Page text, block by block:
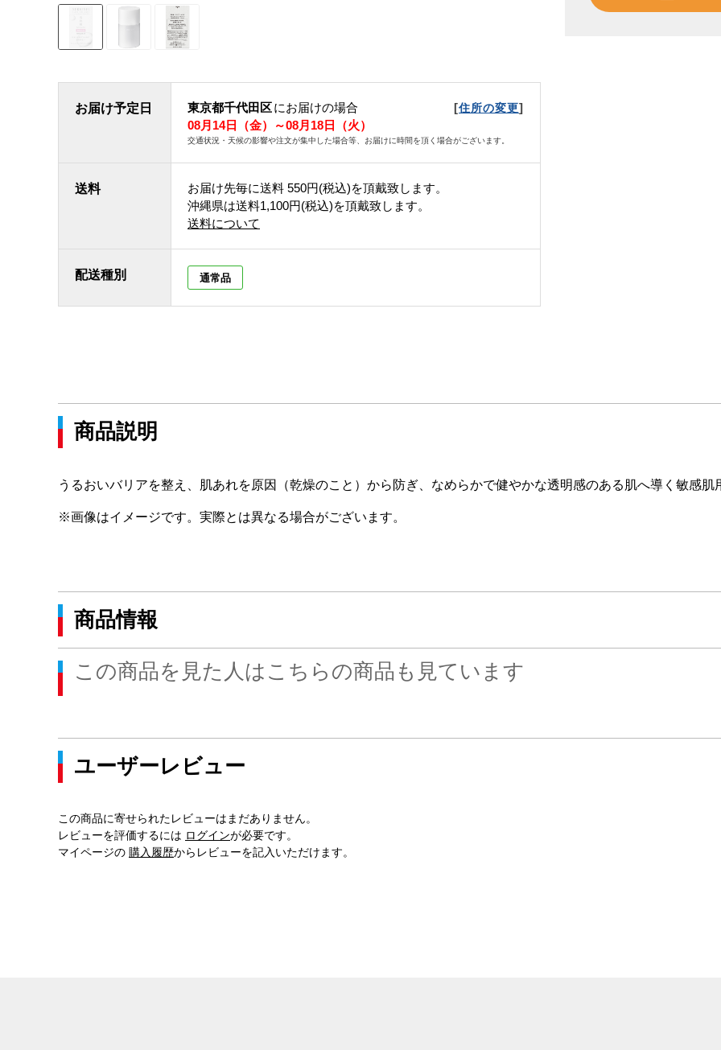
お届け予定日 東京都千代田区にお届けの場合 [住所の変更]
08月14日（金）～08月18日（火）
交通状況・天候の影響や注文が集中した場合等、お届けに時間を頂く場合がございます。
送料 お届け先毎に送料 550円(税込)を頂戴致します。
沖縄県は送料1,100円(税込)を頂戴致します。
送料について
配送種別 通常品
商品説明
うるおいバリアを整え、肌あれを原因（乾燥のこと）から防ぎ、なめらかで健やかな透明感のある肌へ導く敏感肌
※画像はイメージです。実際とは異なる場合がございます。
商品情報
この商品を見た人はこちらの商品も見ています
ユーザーレビュー
この商品に寄せられたレビューはまだありません。
レビューを評価するには ログインが必要です。
マイページの 購入履歴からレビューを記入いただけます。